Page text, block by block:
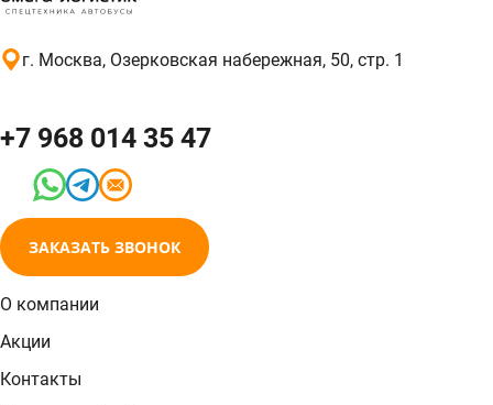
г. Москва, Озерковская набережная, 50, стр. 1
+7 968 014 35 47
ЗАКАЗАТЬ ЗВОНОК
О компании
Акции
Контакты